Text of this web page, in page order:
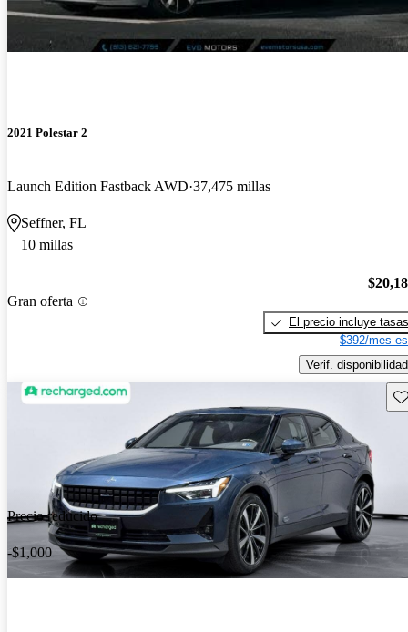
2021 Polestar 2
Launch Edition Fastback AWD 37,475 millas
Seffner, FL
10 millas
Gran oferta
El precio incluye tasas
$392/mes
Verif. disponibilidad
Precio reducido
-$1,000